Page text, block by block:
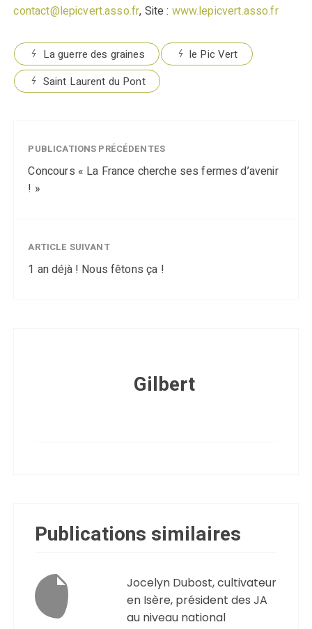
contact@lepicvert.asso.fr, Site : www.lepicvert.asso.fr
La guerre des graines
le Pic Vert
Saint Laurent du Pont
PUBLICATIONS PRÉCÉDENTES
Concours « La France cherche ses fermes d’avenir
! »
ARTICLE SUIVANT
1 an déjà ! Nous fêtons ça !
Gilbert
Publications similaires
Jocelyn Dubost, cultivateur
en Isère, président des JA
au niveau national